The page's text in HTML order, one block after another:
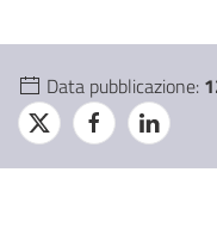
Data pubblicazione: